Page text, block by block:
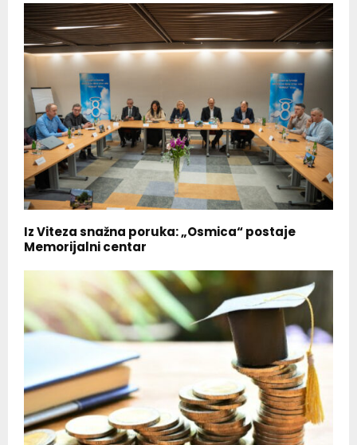
Iz Viteza snažna poruka: „Osmica“ postaje
Memorijalni centar